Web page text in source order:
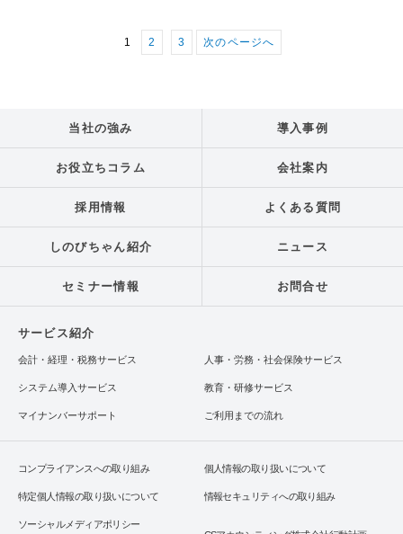
1 2 3 次のページへ
当社の強み 導入事例
お役立ちコラム 会社案内
採用情報 よくある質問
しのびちゃん紹介 ニュース
セミナー情報 お問合せ
サービス紹介
会計・経理・税務サービス 人事・労務・社会保険サービス
システム導入サービス 教育・研修サービス
マイナンバーサポート ご利用までの流れ
コンプライアンスへの取り組み 個人情報の取り扱いについて
特定個人情報の取り扱いについて 情報セキュリティへの取り組み
ソーシャルメディアポリシー